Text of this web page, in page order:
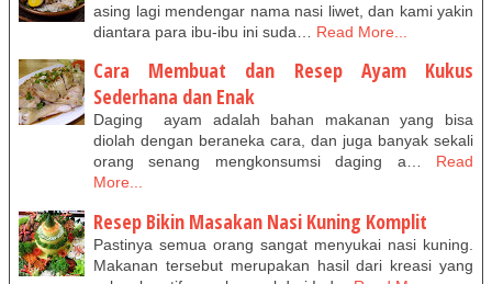
asing lagi mendengar nama nasi liwet, dan kami yakin
diantara para ibu-ibu ini suda…
Read More...
Cara Membuat dan Resep Ayam Kukus
Sederhana dan Enak
Daging ayam adalah bahan makanan yang bisa
diolah dengan beraneka cara, dan juga banyak sekali
orang senang mengkonsumsi daging a…
Read
More...
Resep Bikin Masakan Nasi Kuning Komplit
Pastinya semua orang sangat menyukai nasi kuning.
Makanan tersebut merupakan hasil dari kreasi yang